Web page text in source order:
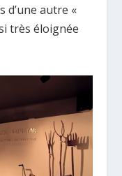
d’une autre «
très éloignée